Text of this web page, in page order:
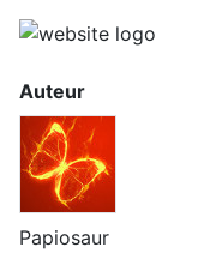
Auteur
Papiosaur